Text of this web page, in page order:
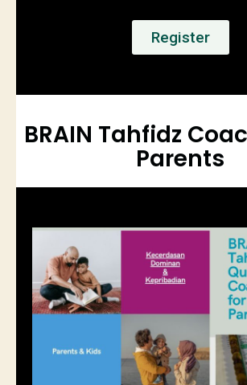
Register
BRAIN Tahfidz
Parents